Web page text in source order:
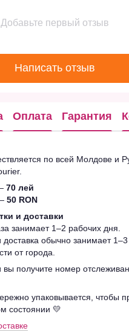
Добавьте первый отзыв
Написать отзыв
Оплата Гарантия
по всей Молдове и
70 лей
50 RON
и доставки
занимает 1–2 рабочих дня.
доставка обычно занимает
от города.
вы получите номер
упаковывается, чтобы
состоянии 💛